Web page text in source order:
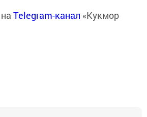
Telegram-канал «Кукмор